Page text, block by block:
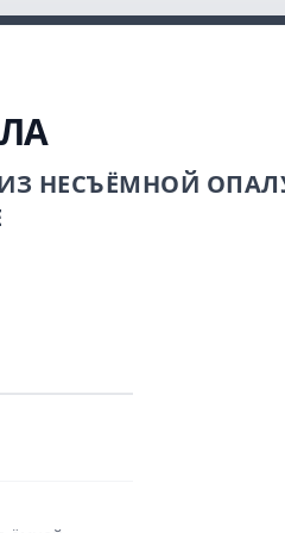
НЕСЪЁМНОЙ